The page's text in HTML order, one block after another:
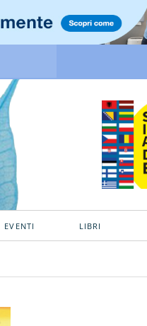
EVENTI LIBRI